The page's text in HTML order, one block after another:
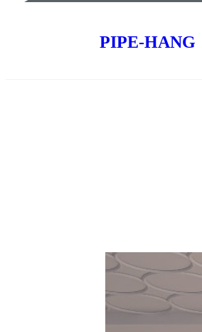
PIPE-HANG